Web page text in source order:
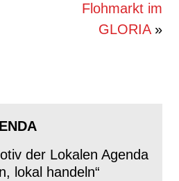
Flohmarkt im
GLORIA»
der Lokalen Agenda
lokal handeln“